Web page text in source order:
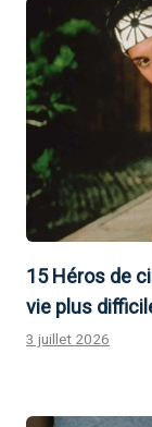
15 Héros de
vie plus
3 juillet 2026